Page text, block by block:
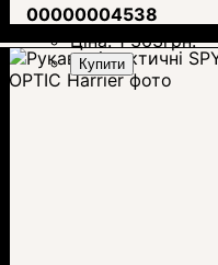
00000004538
Ціна:1 363грн.
Купити